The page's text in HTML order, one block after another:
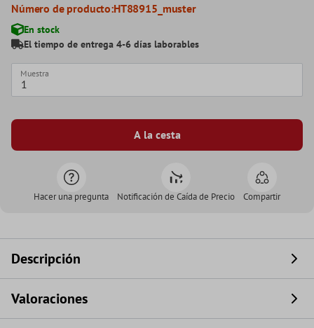
Número de producto:HT88915_muster
En stock
El tiempo de entrega 4-6 días laborables
Muestra
A la cesta
Hacer una pregunta Notificación de Caída de Precio Compartir
Descripción
Valoraciones